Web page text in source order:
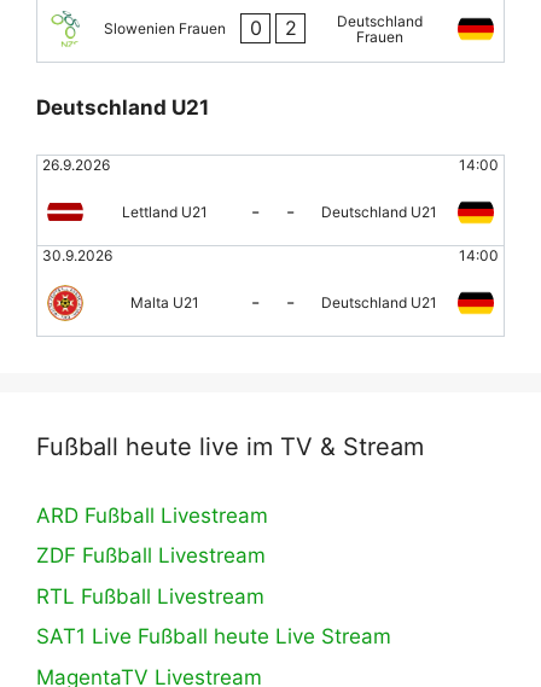
Slowenien Frauen 0 2
Deutschland
Frauen
Deutschland U21
26.9.2026 14:00
Lettland U21 - - Deutschland U21
30.9.2026 14:00
Malta U21 - - Deutschland U21
Fußball heute live im TV & Stream
ARD Fußball Livestream
ZDF Fußball Livestream
RTL Fußball Livestream
SAT1 Live Fußball heute Live Stream
MagentaTV Livestream